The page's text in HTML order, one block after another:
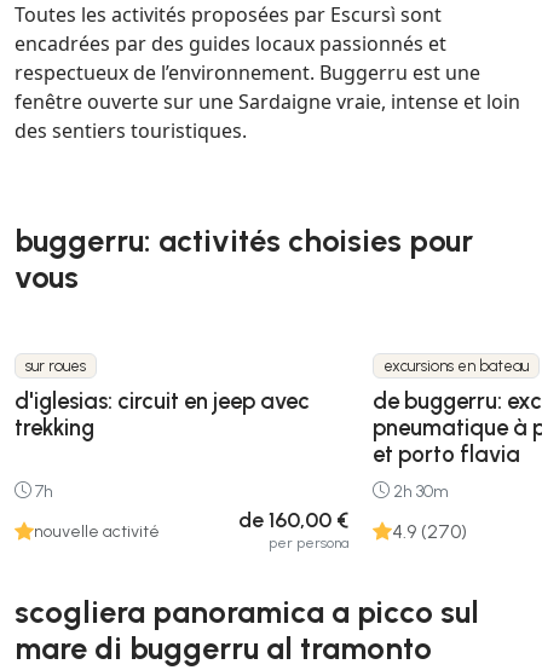
Toutes les activités proposées par Escursì sont
encadrées par des guides locaux passionnés et
respectueux de l’environnement. Buggerru est une
fenêtre ouverte sur une Sardaigne vraie, intense et loin
des sentiers touristiques.
buggerru: activités choisies pour
vous
sur roues
d'iglesias: circuit en jeep avec
trekking
7h
nouvelle activité
de 160,00 €
per persona
excursions en bateau
de buggerru:
pneumatique à
et porto flavia
2h 30m
4.9 (270)
scogliera panoramica a picco sul
mare di buggerru al tramonto